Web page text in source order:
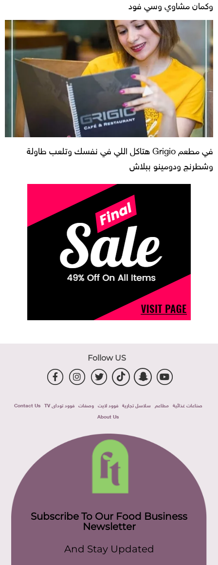
وكمان مشاوي وسي فود
في مطعم Grigio هتاكل اللي في نفسك وتلعب طاولة
وشطرنج ودومينو ببلاش
Follow US
صناعات غذائية مطاعم سلاسل تجارية فوود لايت وصفات فوود توداى TV
Contact Us
About Us
Subscribe To Our Food Business
Newsletter
And Stay Updated